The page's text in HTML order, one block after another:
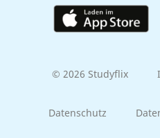
© 2026 Studyflix
Datenschutz